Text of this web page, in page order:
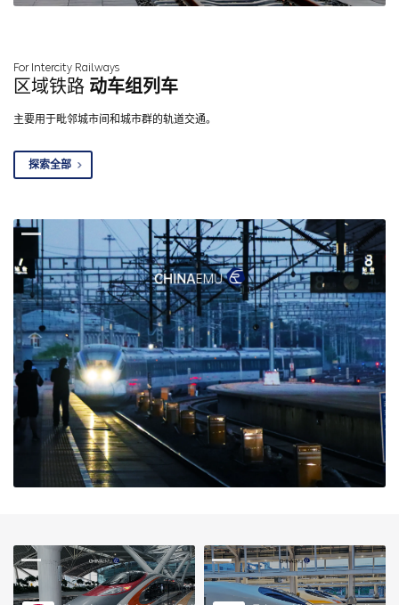
For Intercity Railways
区域铁路 动车组列车
主要用于毗邻城市间和城市群的轨道交通。
探索全部